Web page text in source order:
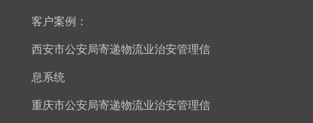
客户案例：
西安市公安局寄递物流业治安管理信
息系统
重庆市公安局寄递物流业治安管理信